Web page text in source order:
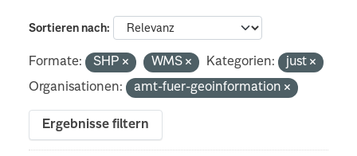
Sortieren nach
Formate: SHP WMS Kategorien:
just
Organisationen:
amt-fuer-geoinformation
Ergebnisse filtern